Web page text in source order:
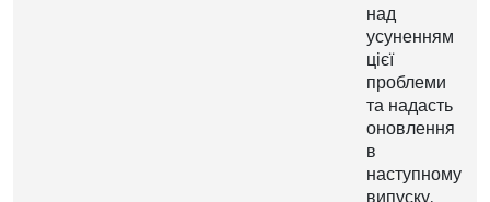
над
усуненням
цієї
проблеми
та надасть
оновлення
в
наступному
випуску.